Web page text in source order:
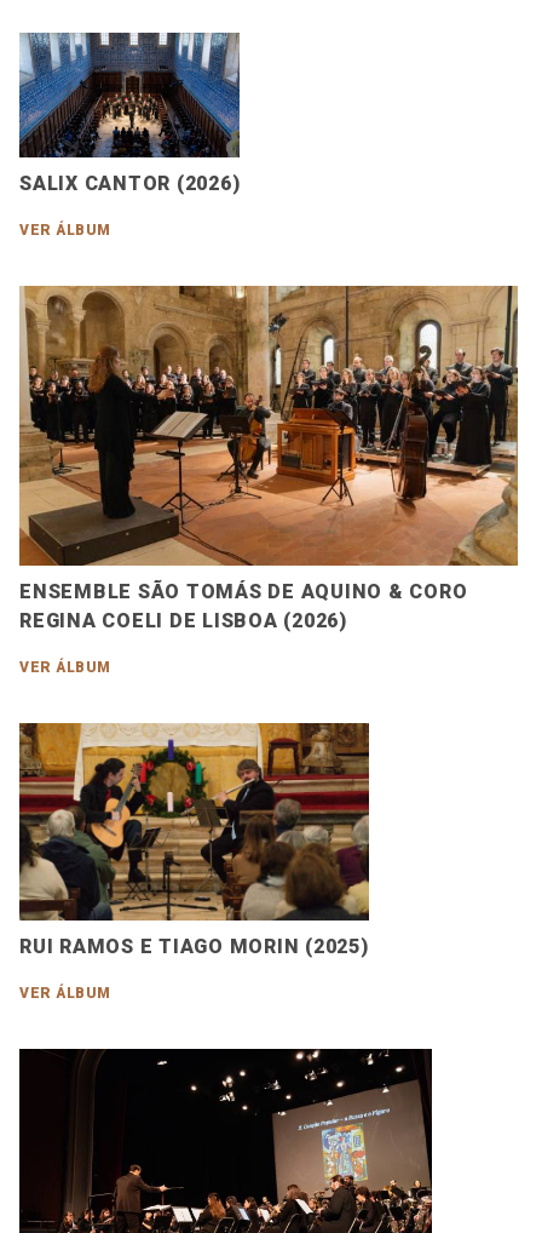
SALIX CANTOR (2026)
VER ÁLBUM
ENSEMBLE SÃO TOMÁS DE AQUINO & CORO
REGINA COELI DE LISBOA (2026)
VER ÁLBUM
RUI RAMOS E TIAGO MORIN (2025)
VER ÁLBUM